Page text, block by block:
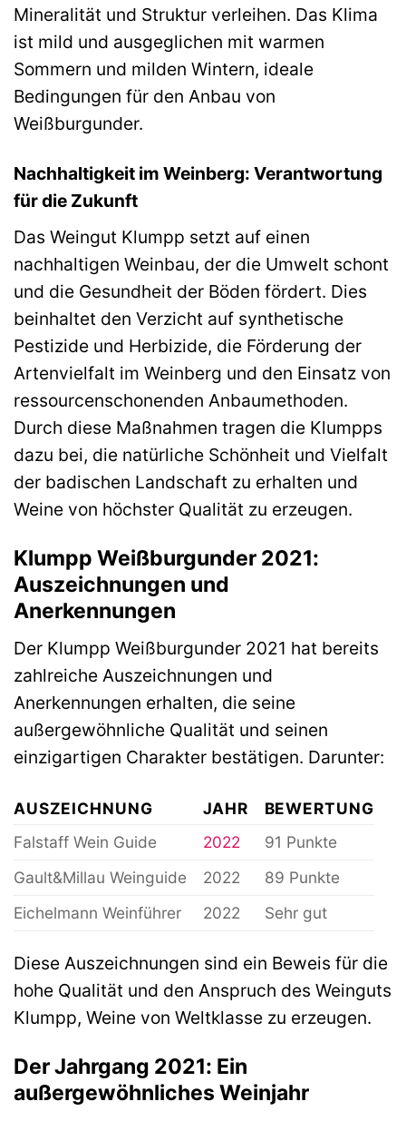
Mineralität und Struktur verleihen. Das Klima
ist mild und ausgeglichen mit warmen
Sommern und milden Wintern, ideale
Bedingungen für den Anbau von
Weißburgunder.
Nachhaltigkeit im Weinberg: Verantwortung
für die Zukunft
Das Weingut Klumpp setzt auf einen
nachhaltigen Weinbau, der die Umwelt schont
und die Gesundheit der Böden fördert. Dies
beinhaltet den Verzicht auf synthetische
Pestizide und Herbizide, die Förderung der
Artenvielfalt im Weinberg und den Einsatz von
ressourcenschonenden Anbaumethoden.
Durch diese Maßnahmen tragen die Klumpps
dazu bei, die natürliche Schönheit und Vielfalt
der badischen Landschaft zu erhalten und
Weine von höchster Qualität zu erzeugen.
Klumpp Weißburgunder 2021:
Auszeichnungen und
Anerkennungen
Der Klumpp Weißburgunder 2021 hat bereits
zahlreiche Auszeichnungen und
Anerkennungen erhalten, die seine
außergewöhnliche Qualität und seinen
einzigartigen Charakter bestätigen. Darunter:
AUSZEICHNUNG JAHR
BEWERTUNG
Falstaff Wein Guide
2022
91 Punkte
Gault&Millau Weinguide
2022
89 Punkte
Eichelmann Weinführer
2022 Sehr gut
Diese Auszeichnungen sind ein Beweis für die
hohe Qualität und den Anspruch des Weinguts
Klumpp, Weine von Weltklasse zu erzeugen.
Der Jahrgang 2021: Ein
außergewöhnliches Weinjahr